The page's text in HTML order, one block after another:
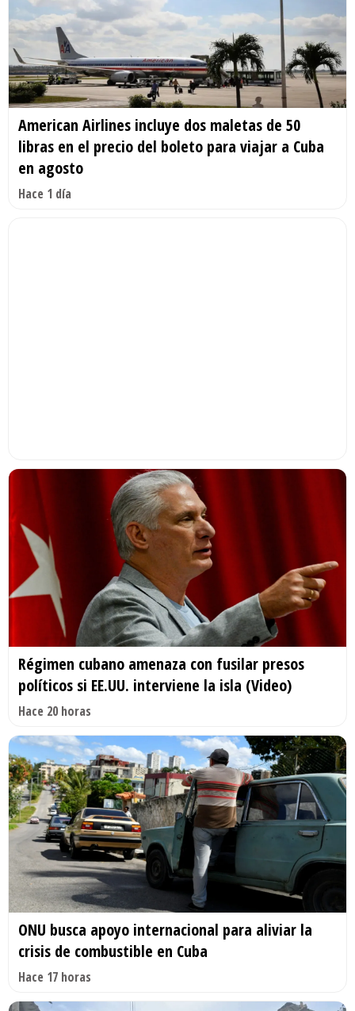
American Airlines incluye dos maletas de 50
libras en el precio del boleto para viajar a Cuba
en agosto
Hace 1 día
Régimen cubano amenaza con fusilar presos
políticos si EE.UU. interviene la isla (Video)
Hace 20 horas
ONU busca apoyo internacional para aliviar la
crisis de combustible en Cuba
Hace 17 horas